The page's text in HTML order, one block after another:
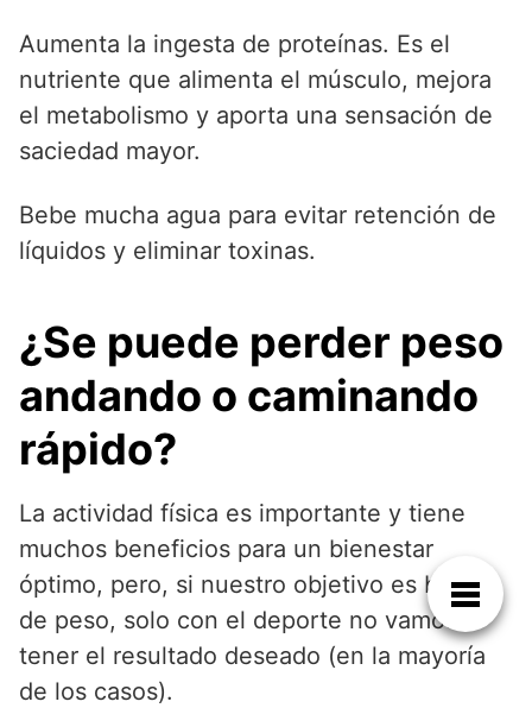
Aumenta la ingesta de proteínas. Es el
nutriente que alimenta el músculo, mejora
el metabolismo y aporta una sensación de
saciedad mayor.
Bebe mucha agua para evitar retención de
líquidos y eliminar toxinas.
¿Se puede perder peso
andando o caminando
rápido?
La actividad física es importante y tiene
muchos beneficios para un bienestar
óptimo, pero, si nuestro objetivo es bajar
de peso, solo con el deporte no vamos a
tener el resultado deseado (en la mayoría
de los casos).